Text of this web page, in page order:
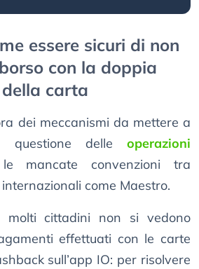
essere sicuri di non
con la doppia
carta
dei meccanismi da mettere a
questione delle operazioni
mancate convenzioni tra
come Maestro.
cittadini non si vedono
effettuati con le carte
sull’app IO: per risolvere